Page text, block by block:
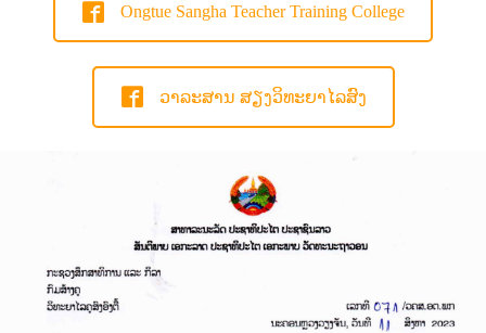
Ongtue Sangha Teacher Training College
ວາລະສານ ສຽງວິທະຍາໄລສົງ